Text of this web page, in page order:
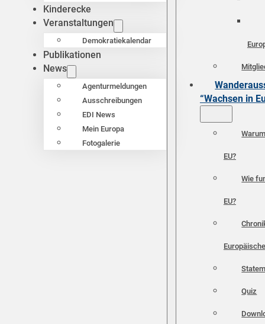
Kinderecke
Veranstaltungen
Demokratiekalendar
Publikationen
News
Agenturmeldungen
Ausschreibungen
EDI News
Mein Europa
Fotogalerie
“Wachsen in
EU?
Wie
EU?
Quiz